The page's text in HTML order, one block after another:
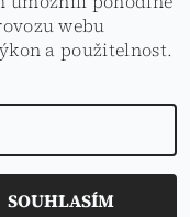
ochotná, ve
Děkuji.
vyhrazena
webu
a použitelnost.
SOUHLASÍM